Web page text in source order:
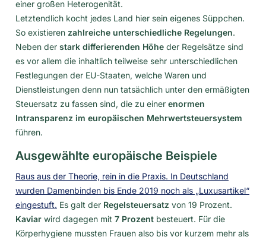
einer großen Heterogenität.
Letztendlich kocht jedes Land hier sein eigenes Süppchen.
So existieren zahlreiche unterschiedliche Regelungen.
Neben der stark differierenden Höhe der Regelsätze sind
es vor allem die inhaltlich teilweise sehr unterschiedlichen
Festlegungen der EU-Staaten, welche Waren und
Dienstleistungen denn nun tatsächlich unter den ermäßigten
Steuersatz zu fassen sind, die zu einer enormen
Intransparenz im europäischen Mehrwertsteuersystem
führen.
Ausgewählte europäische Beispiele
Raus aus der Theorie, rein in die Praxis. In Deutschland
wurden Damenbinden bis Ende 2019 noch als „Luxusartikel“
eingestuft. Es galt der Regelsteuersatz von 19 Prozent.
Kaviar wird dagegen mit 7 Prozent besteuert. Für die
Körperhygiene mussten Frauen also bis vor kurzem mehr als